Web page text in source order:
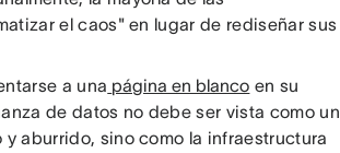
el caos" en lugar de rediseñar sus
a una página en blanco en su
de datos no debe ser vista como un
aburrido, sino como la infraestructura